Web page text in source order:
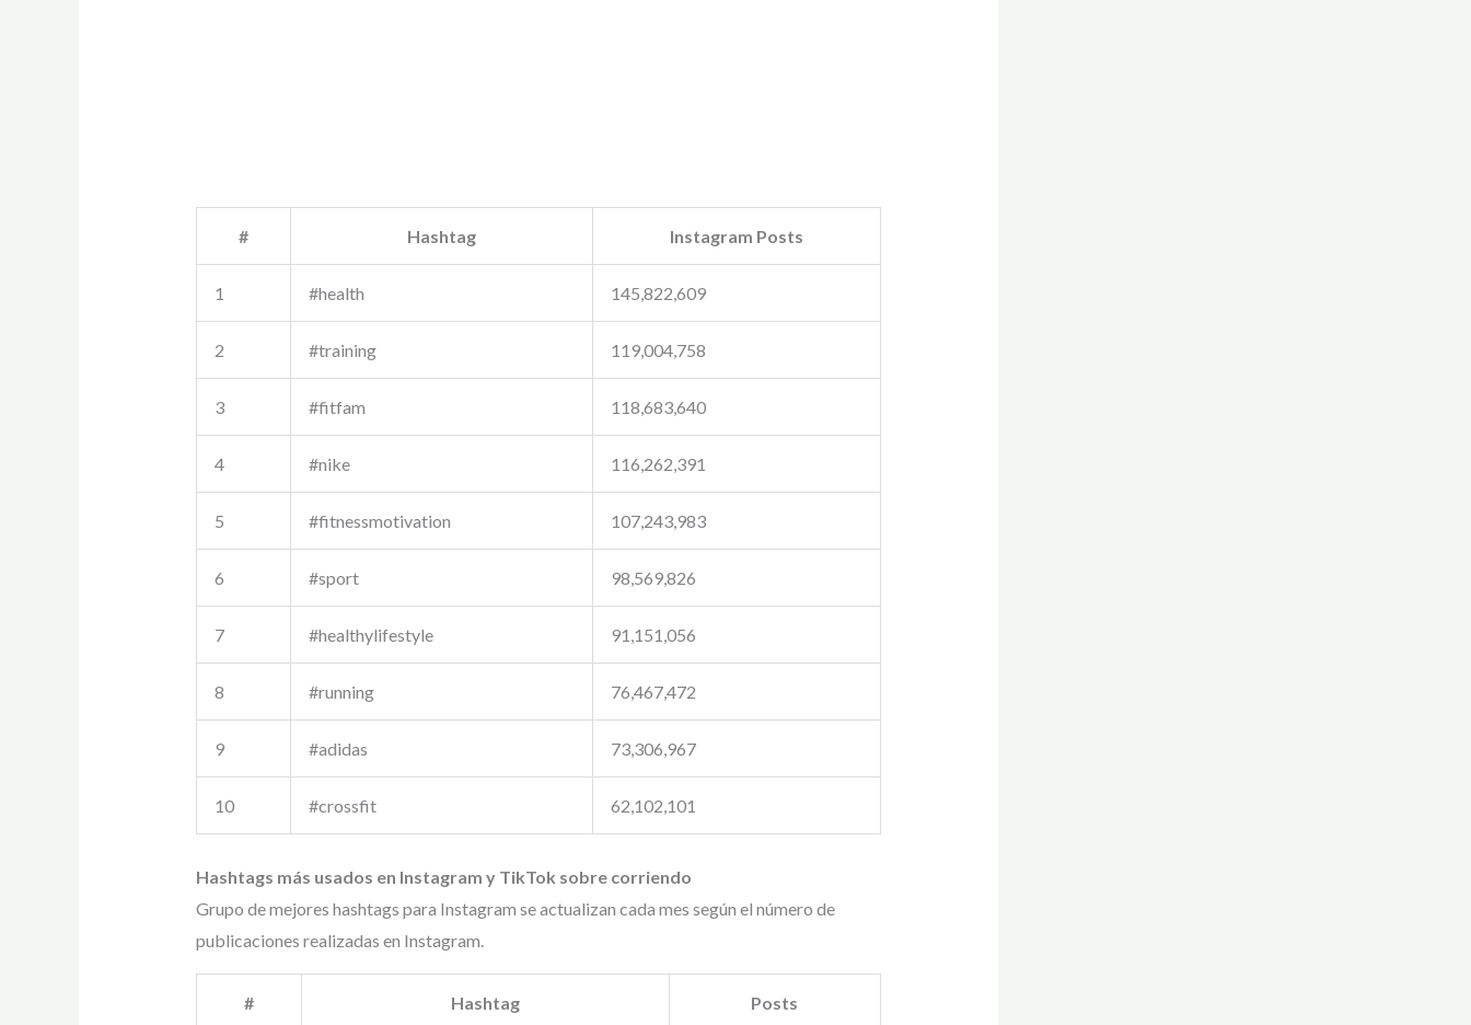
# Hashtag Instagram Posts
1 #health 145,822,609
2 #training 119,004,758
3 #fitfam 118,683,640
4 #nike 116,262,391
5 #fitnessmotivation 107,243,983
6 #sport 98,569,826
7 #healthylifestyle 91,151,056
8 #running 76,467,472
9 #adidas 73,306,967
10 #crossfit 62,102,101
Hashtags más usados en Instagram y TikTok sobre corriendo
Grupo de mejores hashtags para Instagram se actualizan cada mes según el número de
publicaciones realizadas en Instagram.
# Hashtag Posts